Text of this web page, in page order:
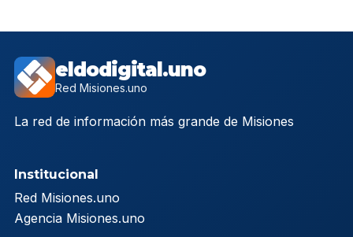
eldodigital.uno
Red Misiones.uno
La red de información más grande de Misiones
Institucional
Red Misiones.uno
Agencia Misiones.uno